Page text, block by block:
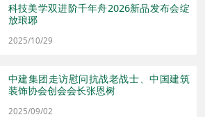
科技美学双进阶千年舟2026新品发布会绽
放琅琊
2025/10/29
中建集团走访慰问抗战老战士、中国建筑
装饰协会创会会长张恩树
2025/09/02